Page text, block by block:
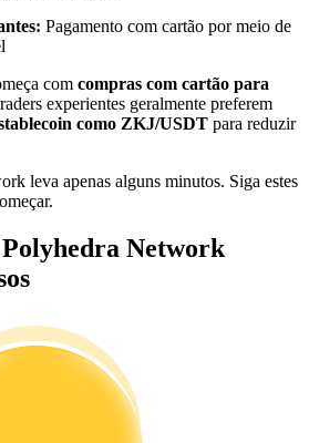
incluindo informações comerciais, etc.
futuros
Pagamento com cartão por meio de
com compras com cartão para
experientes geralmente preferem
como ZKJ/USDT para reduzir
leva apenas alguns minutos. Siga estes
Network